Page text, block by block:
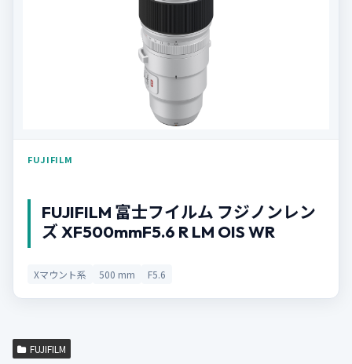
FUJIFILM
FUJIFILM 富士フイルム フジノンレン
ズ XF500mmF5.6 R LM OIS WR
Xマウント系 500 mm F5.6
FUJIFILM